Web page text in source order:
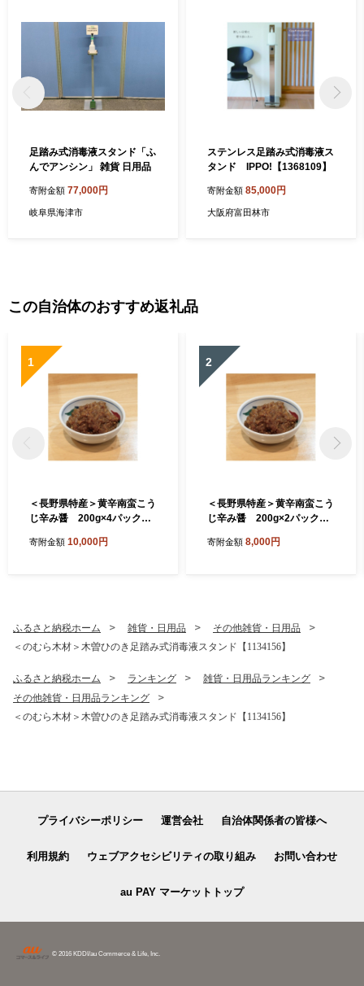
足踏み式消毒液スタンド「ふ
んでアンシン」 雑貨 日用品
寄附金額 77,000円
岐阜県海津市
ステンレス足踏み式消毒液ス
タンド IPPO!【1368109】
寄附金額 85,000円
大阪府富田林市
この自治体のおすすめ返礼品
1
＜長野県特産＞黄辛南蛮こう
じ辛み醤 200g×4パック【1
寄附金額 10,000円
2
＜長野県特産＞黄辛南蛮こう
じ辛み醤 200g×2パック【1
寄附金額 8,000円
ふるさと納税ホーム 雑貨・日用品
その他雑貨・日用品
＜のむら木材＞木曽ひのき足踏み式消毒液スタンド【1134156】
ふるさと納税ホーム ランキング
雑貨・日用品ランキング
その他雑貨・日用品ランキング
＜のむら木材＞木曽ひのき足踏み式消毒液スタンド【1134156】
プライバシーポリシー 運営会社 自治体関係者の皆様へ
利用規約 ウェブアクセシビリティの取り組み お問い合わせ
au PAY マーケットトップ
© 2016 KDDI/au Commerce & Life, Inc.